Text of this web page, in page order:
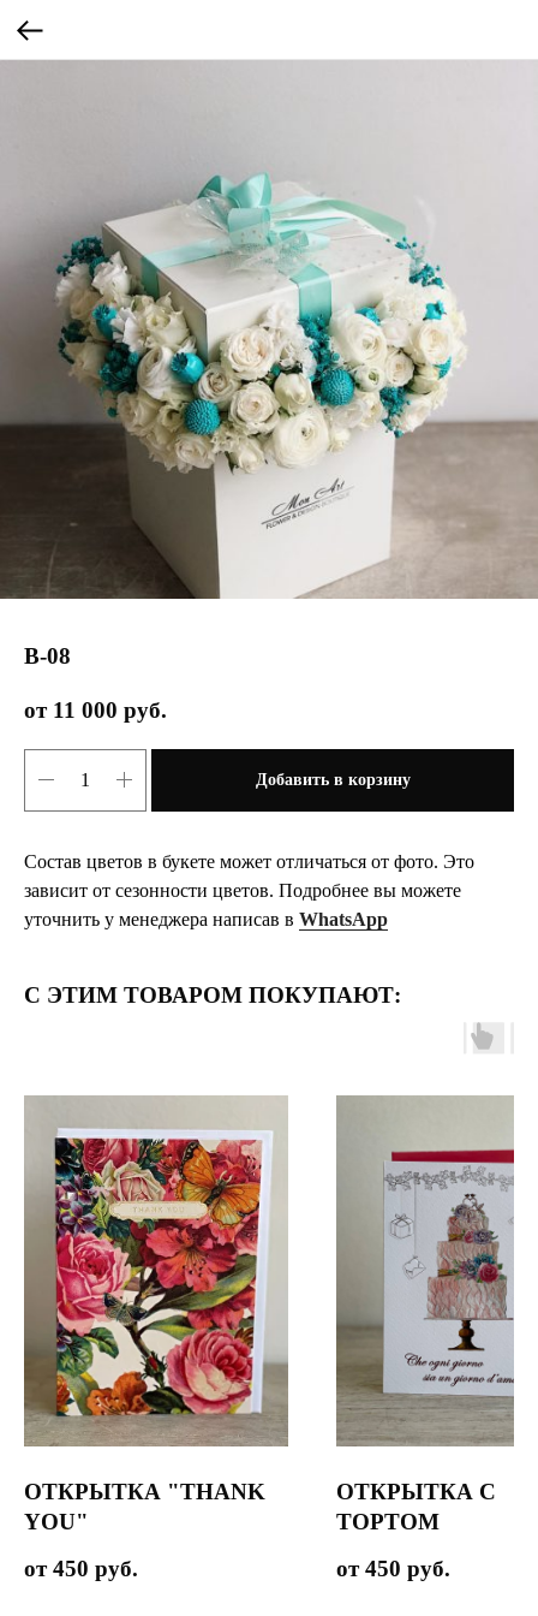
В-08
11 000 руб.
Добавить в корзину
Состав цветов в букете может отличаться от фото. Это
зависит от сезонности цветов. Подробнее вы можете
уточнить у менеджера написав в WhatsApp
С ЭТИМ ТОВАРОМ ПОКУПАЮТ:
ОТКРЫТКА "THANK
YOU"
450 руб.
ОТКРЫТКА С
ТОРТОМ
450 руб.